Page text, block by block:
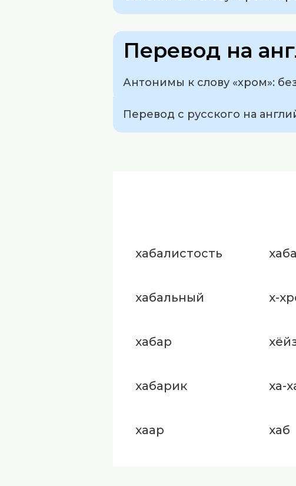
Перевод на
Антонимы к слову «хром»:
Перевод с русского на
хабалистость
хабальный х-
хабар
хабарик ха-
хаар хаб